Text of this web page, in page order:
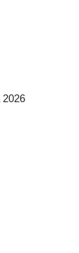
2026